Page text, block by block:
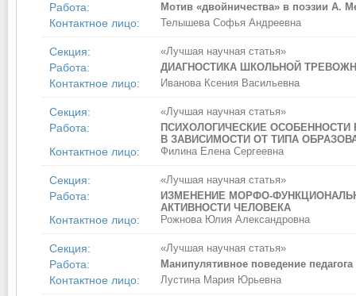
Работа: Мотив «двойничества» в поэзии А.
Контактное лицо: Телышева Софья Андреевна
Секция: «Лучшая научная статья»
Работа: ДИАГНОСТИКА ШКОЛЬНОЙ
Контактное лицо: Иванова Ксения Васильевна
Секция: «Лучшая научная статья»
Работа:
ПСИХОЛОГИЧЕСКИЕ
В ЗАВИСИМОСТИ ОТ ТИПА
Контактное лицо: Филина Елена Сергеевна
Секция: «Лучшая научная статья»
Работа:
ИЗМЕНЕНИЕ МОРФО-
АКТИВНОСТИ ЧЕЛОВЕКА
Контактное лицо: Рожнова Юлия Александровна
Секция: «Лучшая научная статья»
Работа: Манипулятивное поведение
Контактное лицо: Лустина Мария Юрьевна